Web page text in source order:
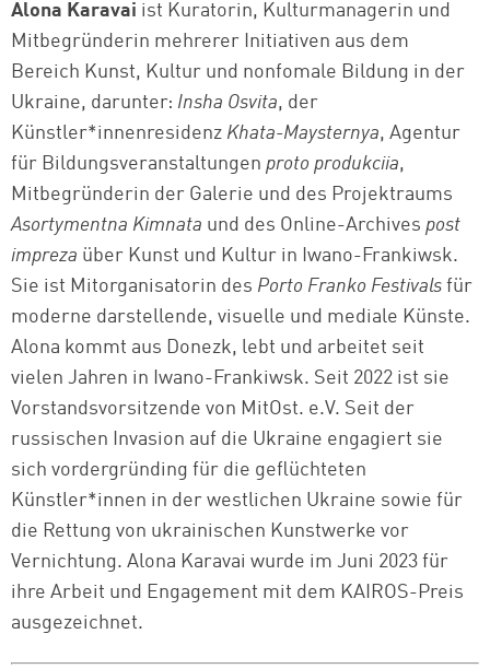
Alona Karavai ist Kuratorin, Kulturmanagerin und
Mitbegründerin mehrerer Initiativen aus dem
Bereich Kunst, Kultur und nonfomale Bildung in der
Ukraine, darunter: Insha Osvita, der
Künstler*innenresidenz Khata-Maysternya, Agentur
für Bildungsveranstaltungen proto produkciia,
Mitbegründerin der Galerie und des Projektraums
Asortymentna Kimnata und des Online-Archives post
impreza über Kunst und Kultur in Iwano-Frankiwsk.
Sie ist Mitorganisatorin des Porto Franko Festivals für
moderne darstellende, visuelle und mediale Künste.
Alona kommt aus Donezk, lebt und arbeitet seit
vielen Jahren in Iwano-Frankiwsk. Seit 2022 ist sie
Vorstandsvorsitzende von MitOst. e.V. Seit der
russischen Invasion auf die Ukraine engagiert sie
sich vordergründing für die geflüchteten
Künstler*innen in der westlichen Ukraine sowie für
die Rettung von ukrainischen Kunstwerke vor
Vernichtung. Alona Karavai wurde im Juni 2023 für
ihre Arbeit und Engagement mit dem KAIROS-Preis
ausgezeichnet.